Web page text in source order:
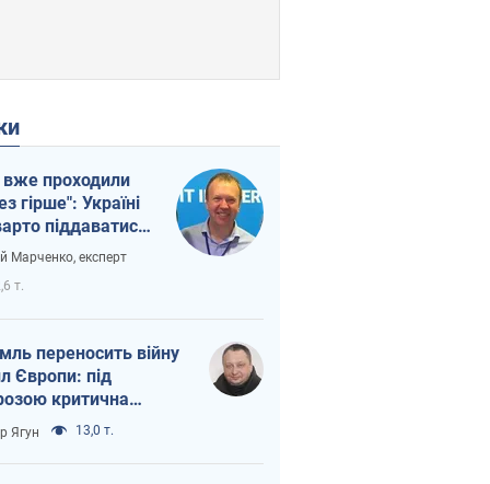
проходили
гірше": Україні
піддаватися
через
Марченко, експерт
т.
переносить війну
Європи: під
критична
Ягун 13,0 т.